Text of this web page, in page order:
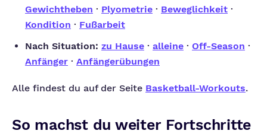
Gewichtheben · Plyometrie · Beweglichkeit ·
Kondition · Fußarbeit
Nach Situation: zu Hause · alleine · Off-Season ·
Anfänger · Anfängerübungen
Alle findest du auf der Seite Basketball-Workouts.
So machst du weiter Fortschritte